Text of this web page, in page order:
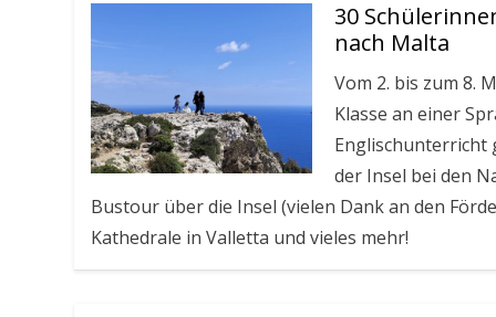
30
nach Malta
Vom 2. bis zum 8.
Klasse an einer
Englischunterricht
der Insel bei den
Bustour über die Insel (vielen Dank an den
Kathedrale in Valletta und vieles mehr!